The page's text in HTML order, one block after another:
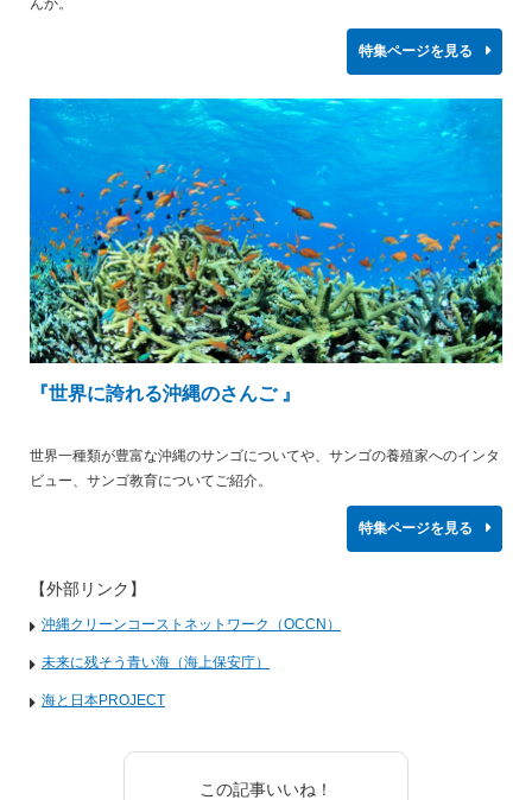
んか。
特集ページを見る
『世界に誇れる沖縄のさんご 』
世界一種類が豊富な沖縄のサンゴについてや、サンゴの養殖家へのインタ
ビュー、サンゴ教育についてご紹介。
特集ページを見る
【外部リンク】
沖縄クリーンコーストネットワーク（OCCN）
未来に残そう青い海（海上保安庁）
海と日本PROJECT
この記事いいね！